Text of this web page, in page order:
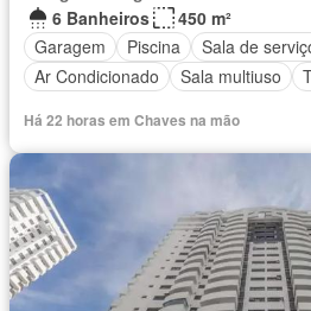
6 Banheiros
450 m²
Garagem
Piscina Sala de
Ar Condicionado
Sala multiuso
Há 22 horas em Chaves na mão